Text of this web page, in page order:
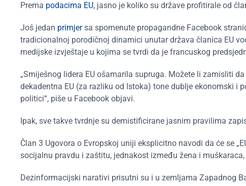
Prema podacima EU, jasno je koliko su države profitirale od
Još jedan primjersa spomenute propagandne Facebook
tradicionalnoj porodičnoj dinamici unutar država članica EU
medijske izvještaje u kojima se tvrdi da je francuskog
„Smiješnog lidera EU ošamarila supruga. Možete li zamisliti
dekadentna EU (za razliku od Istoka) tone dublje ekonomski i
politici“, piše u Facebook objavi.
Ipak, sve takve tvrdnje su demistificirane jasnim pravilima
Član 3 Ugovora o Evropskoj uniji eksplicitno navodi da će se
socijalnu pravdu i zaštitu, jednakost između žena i
Dezinformacijski narativi prisutni su i u zemljama Zapadnog